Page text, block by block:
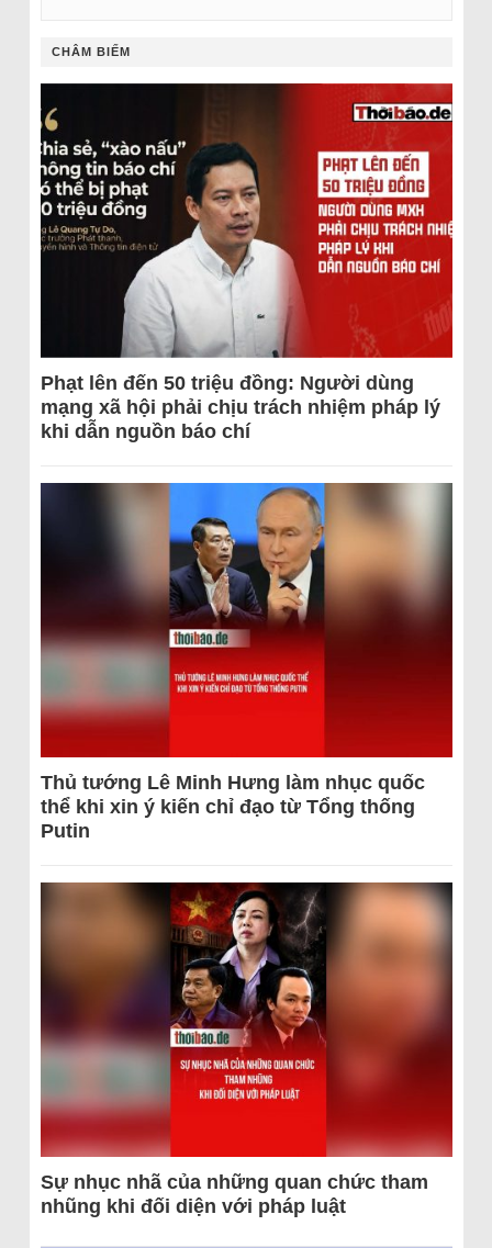
CHÂM BIẾM
Phạt lên đến 50 triệu đồng: Người dùng
mạng xã hội phải chịu trách nhiệm pháp lý
khi dẫn nguồn báo chí
Thủ tướng Lê Minh Hưng làm nhục quốc
thể khi xin ý kiến chỉ đạo từ Tổng thống
Putin
Sự nhục nhã của những quan chức tham
nhũng khi đối diện với pháp luật